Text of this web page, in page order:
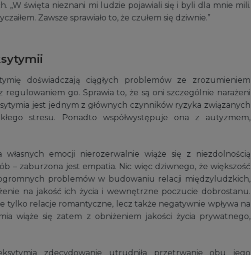
„W święta nieznani mi ludzie pojawiali się i byli dla mnie mili.
Zawsze sprawiało to, że czułem się dziwnie.”
doświadczają ciągłych problemów ze zrozumieniem
regulowaniem go. Sprawia to, że są oni szczególnie narażeni
jest jednym z głównych czynników ryzyka związanych
stresu. Ponadto współwystępuje ona z autyzmem,
własnych emocji nierozerwalnie wiąże się z niezdolnością
– zaburzona jest empatia. Nic więc dziwnego, że większość
problemów w budowaniu relacji międzyludzkich,
na jakość ich życia i wewnętrzne poczucie dobrostanu.
tylko relacje romantyczne, lecz także negatywnie wpływa na
wiąże się zatem z obniżeniem jakości życia prywatnego,
zdecydowanie utrudniła przetrwanie obu jego